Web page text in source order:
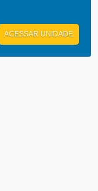
ACESSAR UNIDADE